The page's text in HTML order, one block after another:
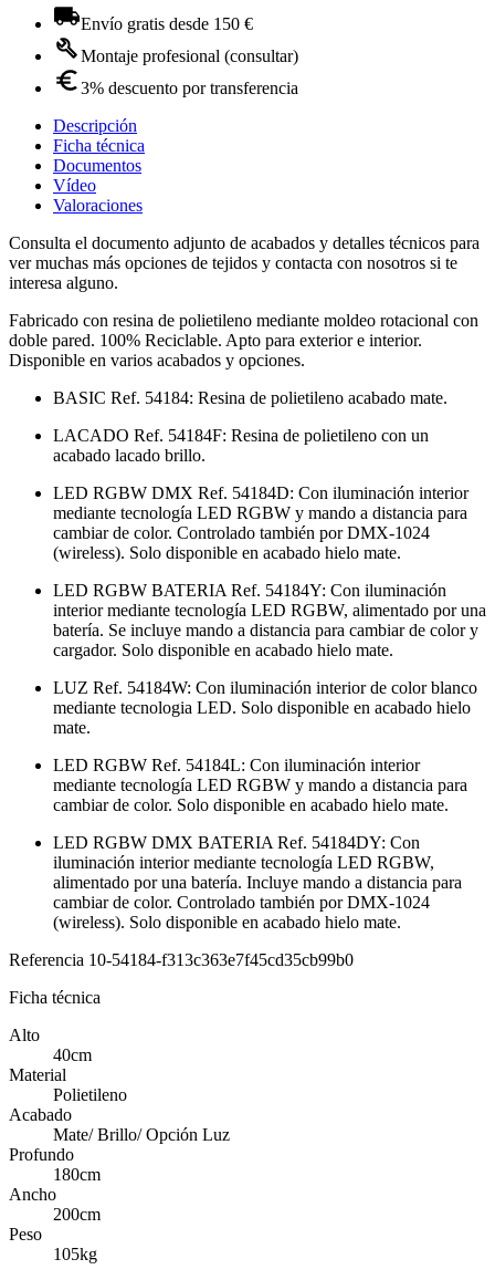
Envío gratis desde 150 €
Montaje profesional (consultar)
3% descuento por transferencia
Descripción
Ficha técnica
Documentos
Vídeo
Valoraciones
Consulta el documento adjunto de acabados y detalles técnicos para
ver muchas más opciones de tejidos y contacta con nosotros si te
interesa alguno.
Fabricado con resina de polietileno mediante moldeo rotacional con
doble pared. 100% Reciclable. Apto para exterior e interior.
Disponible en varios acabados y opciones.
BASIC Ref. 54184: Resina de polietileno acabado mate.
LACADO Ref. 54184F: Resina de polietileno con un
acabado lacado brillo.
LED RGBW DMX Ref. 54184D: Con iluminación interior
mediante tecnología LED RGBW y mando a distancia para
cambiar de color. Controlado también por DMX-1024
(wireless). Solo disponible en acabado hielo mate.
LED RGBW BATERIA Ref. 54184Y: Con iluminación
interior mediante tecnología LED RGBW, alimentado por una
batería. Se incluye mando a distancia para cambiar de color y
cargador. Solo disponible en acabado hielo mate.
LUZ Ref. 54184W: Con iluminación interior de color blanco
mediante tecnologia LED. Solo disponible en acabado hielo
mate.
LED RGBW Ref. 54184L: Con iluminación interior
mediante tecnología LED RGBW y mando a distancia para
cambiar de color. Solo disponible en acabado hielo mate.
LED RGBW DMX BATERIA Ref. 54184DY: Con
iluminación interior mediante tecnología LED RGBW,
alimentado por una batería. Incluye mando a distancia para
cambiar de color. Controlado también por DMX-1024
(wireless). Solo disponible en acabado hielo mate.
Referencia 10-54184-f313c363e7f45cd35cb99b0
Ficha técnica
Alto
40cm
Material
Polietileno
Acabado
Mate/ Brillo/ Opción Luz
Profundo
180cm
Ancho
200cm
Peso
105kg